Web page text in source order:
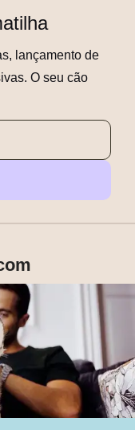
lançamento de
O seu cão